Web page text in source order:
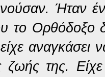
Ήταν
το Ορθόδοξο
αναγκάσει
ζωής της.